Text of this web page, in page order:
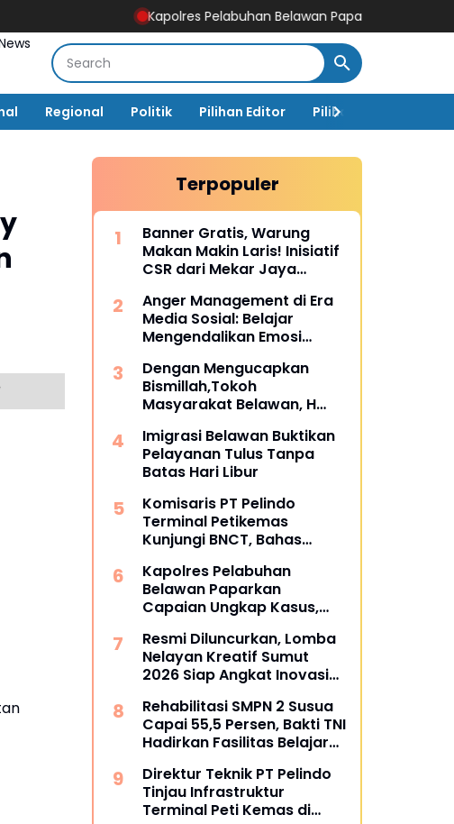
Kapolres Pelabuhan Belawan Paparkan Capaian Ungkap
Regional Politik Pilihan Editor Pilihan Rakyat
Terpopuler
Banner Gratis, Warung
Makan Makin Laris! Inisiatif
CSR dari Mekar Jaya
Universitas Siber Asia
Anger Management di Era
Media Sosial: Belajar
Mengendalikan Emosi
Dengan Mengucapkan
Bismillah,Tokoh
Masyarakat Belawan, H
Musholla
Imigrasi Belawan Buktikan
Pelayanan Tulus Tanpa
Batas Hari Libur
Komisaris PT Pelindo
Terminal Petikemas
Kunjungi BNCT, Bahas
Pengembangan Terminal
Kapolres Pelabuhan
Belawan Paparkan
Capaian Ungkap Kasus,
Premanisme dan Narkoba
Resmi Diluncurkan, Lomba
Nelayan Kreatif Sumut
2026 Siap Angkat Inovasi
Rehabilitasi SMPN 2 Susua
Capai 55,5 Persen, Bakti TNI
Hadirkan Fasilitas Belajar
Direktur Teknik PT Pelindo
Tinjau Infrastruktur
Terminal Peti Kemas di